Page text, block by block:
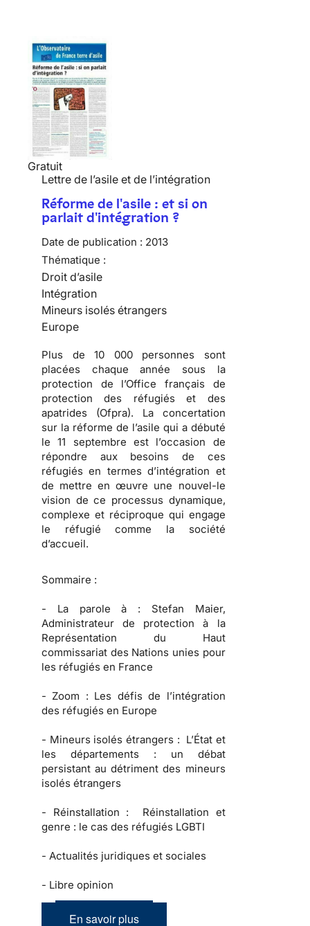
Gratuit
Lettre de l’asile et de l’intégration
Réforme de l'asile : et si on
parlait d'intégration ?
Date de publication : 2013
Thématique :
Droit d’asile
Intégration
Mineurs isolés étrangers
Europe
Plus de 10 000 personnes sont
placées chaque année sous la
protection de l’Office français de
protection des réfugiés et des
apatrides (Ofpra). La concertation
sur la réforme de l’asile qui a débuté
le 11 septembre est l’occasion de
répondre aux besoins de ces
réfugiés en termes d’intégration et
de mettre en œuvre une nouvel-le
vision de ce processus dynamique,
complexe et réciproque qui engage
le réfugié comme la société
d’accueil.
Sommaire :
- La parole à : Stefan Maier,
Administrateur de protection à la
Représentation du Haut
commissariat des Nations unies pour
les réfugiés en France
- Zoom : Les défis de l’intégration
des réfugiés en Europe
- Mineurs isolés étrangers : L’État et
les départements : un débat
persistant au détriment des mineurs
isolés étrangers
- Réinstallation : Réinstallation et
genre : le cas des réfugiés LGBTI
- Actualités juridiques et sociales
- Libre opinion
En savoir plus